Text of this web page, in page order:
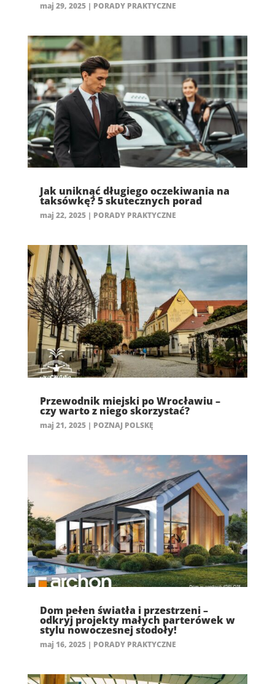
maj 29, 2025| PORADY PRAKTYCZNE
Jak uniknąć długiego oczekiwania na
taksówkę? 5 skutecznych porad
maj 22, 2025| PORADY PRAKTYCZNE
Przewodnik miejski po Wrocławiu –
czy warto z niego skorzystać?
maj 21, 2025| POZNAJ POLSKĘ
Dom pełen światła i przestrzeni –
odkryj projekty małych parterówek w
stylu nowoczesnej stodoły!
maj 16, 2025| PORADY PRAKTYCZNE